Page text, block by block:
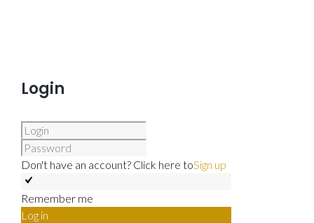
Login
Don't have an account? Click here toSign up
Remember me
Log in